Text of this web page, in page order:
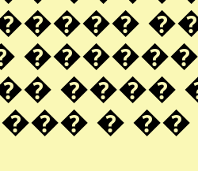
����
�